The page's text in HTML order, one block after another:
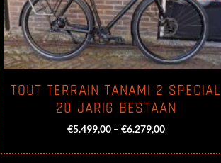
TOUT TERRAIN TANAMI 2 SPECIAL
20 JARIG BESTAAN
€5.499,00– €6.279,00